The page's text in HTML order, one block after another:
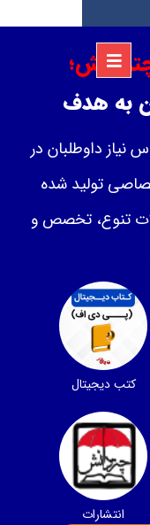
به هدف
داوطلبان در
تولید شده
تنوع، تخصص و
کتب دیجیتال
انتشارات